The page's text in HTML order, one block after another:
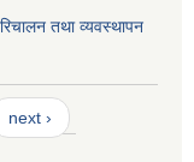
तथा व्यवस्थापन
next ›